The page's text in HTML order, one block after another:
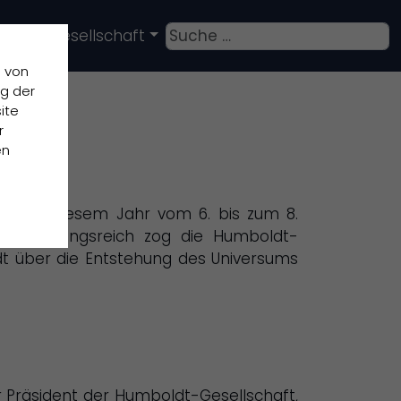
Die Gesellschaft Suchen
in diesem Jahr vom 6. bis zum 8.
zog die Humboldt-
die Entstehung des Universums
der Humboldt-Gesellschaft,
von
der